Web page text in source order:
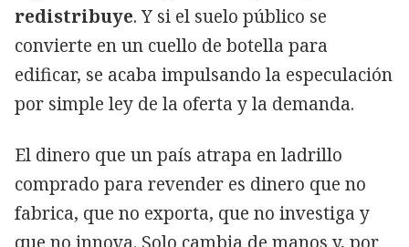
redistribuye. Y si el suelo público se
convierte en un cuello de botella para
edificar, se acaba impulsando la especulación
por simple ley de la oferta y la demanda.
El dinero que un país atrapa en ladrillo
comprado para revender es dinero que no
fabrica, que no exporta, que no investiga y
que no innova. Solo cambia de manos y, por